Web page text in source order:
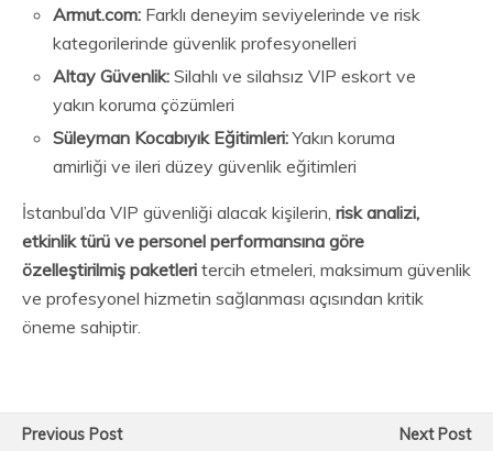
Armut.com: Farklı deneyim seviyelerinde ve risk
kategorilerinde güvenlik profesyonelleri
Altay Güvenlik: Silahlı ve silahsız VIP eskort ve
yakın koruma çözümleri
Süleyman Kocabıyık Eğitimleri:Yakın koruma
amirliği ve ileri düzey güvenlik eğitimleri
İstanbul’da VIP güvenliği alacak kişilerin, risk analizi,
etkinlik türü ve personel performansına göre
özelleştirilmiş paketleri tercih etmeleri, maksimum güvenlik
ve profesyonel hizmetin sağlanması açısından kritik
öneme sahiptir.
Previous Post
Next Post